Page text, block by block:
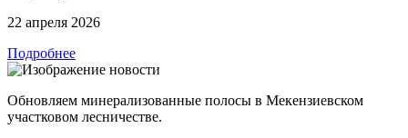
22 апреля 2026
Подробнее
Обновляем минерализованные полосы в Мекензиевском
участковом лесничестве.